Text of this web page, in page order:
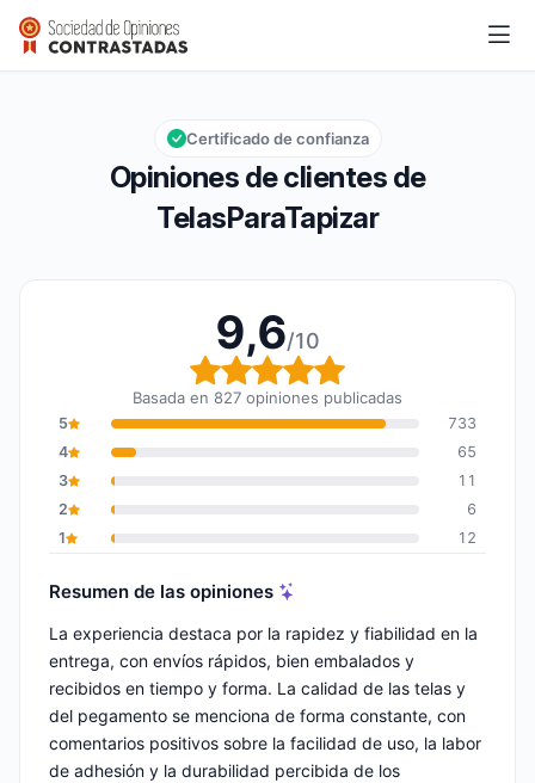
TelasParaTapizar
Calificación global: 9,6 de 10
9,6/10
Opiniones de clientes de
TelasParaTapizar
Certificado de confianza
9,6/10
Calificación global: 9,6
Basada en 827 opiniones publicadas
5
733
4
65
3
11
2
6
1
12
Resumen de las opiniones
La experiencia destaca por la rapidez y fiabilidad en la
entrega, con envíos rápidos, bien embalados y
recibidos en tiempo y forma. La calidad de las telas y
del pegamento se menciona de forma constante, con
comentarios positivos sobre la facilidad de uso, la labor
de adhesión y la durabilidad percibida de los